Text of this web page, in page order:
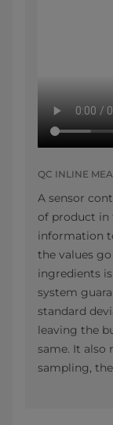
QC INLINE
A sensor
of product in
information
the values
ingredients
system
standard
leaving the
same. It also
sampling,